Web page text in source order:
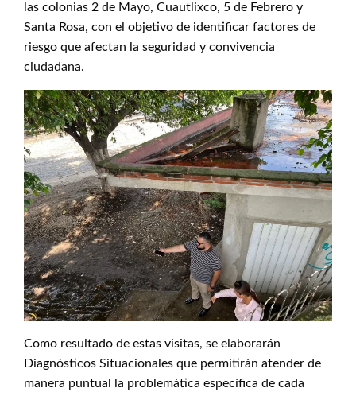
las colonias 2 de Mayo, Cuautlixco, 5 de Febrero y
Santa Rosa, con el objetivo de identificar factores de
riesgo que afectan la seguridad y convivencia
ciudadana.
Como resultado de estas visitas, se elaborarán
Diagnósticos Situacionales que permitirán atender de
manera puntual la problemática específica de cada